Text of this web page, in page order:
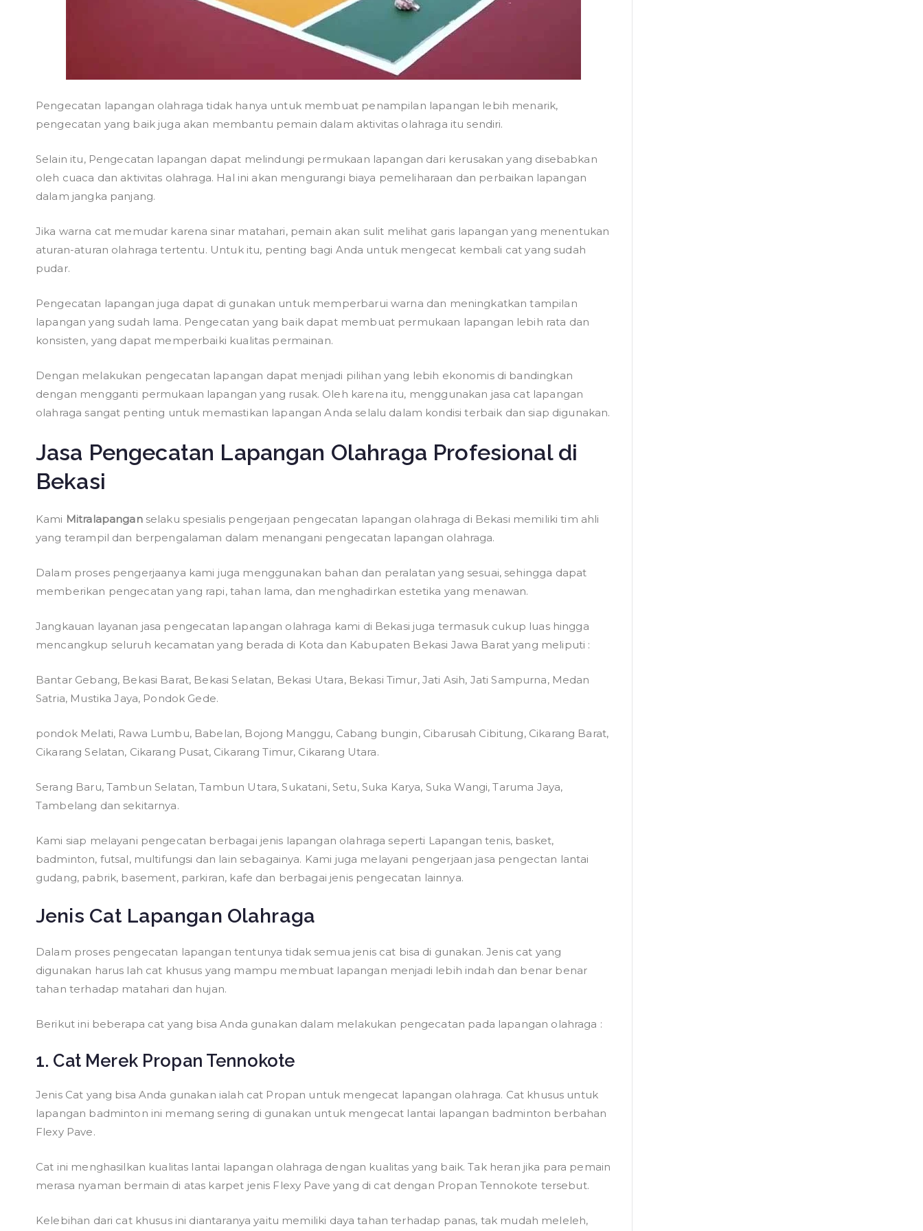
Pengecatan lapangan olahraga tidak hanya untuk membuat penampilan lapangan lebih menarik,
pengecatan yang baik juga akan membantu pemain dalam aktivitas olahraga itu sendiri.
Selain itu, Pengecatan lapangan dapat melindungi permukaan lapangan dari kerusakan yang disebabkan
oleh cuaca dan aktivitas olahraga. Hal ini akan mengurangi biaya pemeliharaan dan perbaikan lapangan
dalam jangka panjang.
Jika warna cat memudar karena sinar matahari, pemain akan sulit melihat garis lapangan yang menentukan
aturan-aturan olahraga tertentu. Untuk itu, penting bagi Anda untuk mengecat kembali cat yang sudah
pudar.
Pengecatan lapangan juga dapat di gunakan untuk memperbarui warna dan meningkatkan tampilan
lapangan yang sudah lama. Pengecatan yang baik dapat membuat permukaan lapangan lebih rata dan
konsisten, yang dapat memperbaiki kualitas permainan.
Dengan melakukan pengecatan lapangan dapat menjadi pilihan yang lebih ekonomis di bandingkan
dengan mengganti permukaan lapangan yang rusak. Oleh karena itu, menggunakan jasa cat lapangan
olahraga sangat penting untuk memastikan lapangan Anda selalu dalam kondisi terbaik dan siap digunakan.
Jasa Pengecatan Lapangan Olahraga Profesional di
Bekasi
Kami Mitralapanganselaku spesialis pengerjaan pengecatan lapangan olahraga di Bekasi memiliki tim ahli
yang terampil dan berpengalaman dalam menangani pengecatan lapangan olahraga.
Dalam proses pengerjaanya kami juga menggunakan bahan dan peralatan yang sesuai, sehingga dapat
memberikan pengecatan yang rapi, tahan lama, dan menghadirkan estetika yang menawan.
Jangkauan layanan jasa pengecatan lapangan olahraga kami di Bekasi juga termasuk cukup luas hingga
mencangkup seluruh kecamatan yang berada di Kota dan Kabupaten Bekasi Jawa Barat yang meliputi :
Bantar Gebang, Bekasi Barat, Bekasi Selatan, Bekasi Utara, Bekasi Timur, Jati Asih, Jati Sampurna, Medan
Satria, Mustika Jaya, Pondok Gede.
pondok Melati, Rawa Lumbu, Babelan, Bojong Manggu, Cabang bungin, Cibarusah Cibitung, Cikarang Barat,
Cikarang Selatan, Cikarang Pusat, Cikarang Timur, Cikarang Utara.
Serang Baru, Tambun Selatan, Tambun Utara, Sukatani, Setu, Suka Karya, Suka Wangi, Taruma Jaya,
Tambelang dan sekitarnya.
Kami siap melayani pengecatan berbagai jenis lapangan olahraga seperti Lapangan tenis, basket,
badminton, futsal, multifungsi dan lain sebagainya. Kami juga melayani pengerjaan jasa pengectan lantai
gudang, pabrik, basement, parkiran, kafe dan berbagai jenis pengecatan lainnya.
Jenis Cat Lapangan Olahraga
Dalam proses pengecatan lapangan tentunya tidak semua jenis cat bisa di gunakan. Jenis cat yang
digunakan harus lah cat khusus yang mampu membuat lapangan menjadi lebih indah dan benar benar
tahan terhadap matahari dan hujan.
Berikut ini beberapa cat yang bisa Anda gunakan dalam melakukan pengecatan pada lapangan olahraga :
1. Cat Merek Propan Tennokote
Jenis Cat yang bisa Anda gunakan ialah cat Propan untuk mengecat lapangan olahraga. Cat khusus untuk
lapangan badminton ini memang sering di gunakan untuk mengecat lantai lapangan badminton berbahan
Flexy Pave.
Cat ini menghasilkan kualitas lantai lapangan olahraga dengan kualitas yang baik. Tak heran jika para pemain
merasa nyaman bermain di atas karpet jenis Flexy Pave yang di cat dengan Propan Tennokote tersebut.
Kelebihan dari cat khusus ini diantaranya yaitu memiliki daya tahan terhadap panas, tak mudah meleleh,